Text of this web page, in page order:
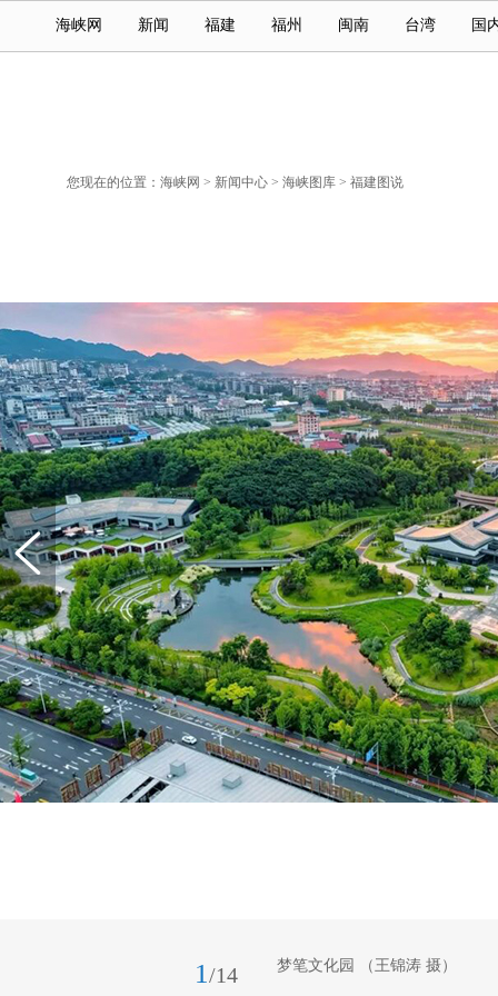
海峡网 新闻 福建 福州 闽南 台湾 国
您现在的位置： 海峡网 > 新闻中心 > 海峡图库 > 福建图说
1 /14 梦笔文化园 （王锦涛 摄）